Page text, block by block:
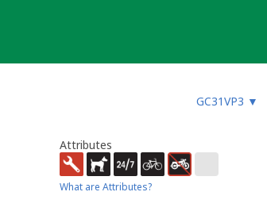
GC31VP3 ▼
Attributes
What are Attributes?